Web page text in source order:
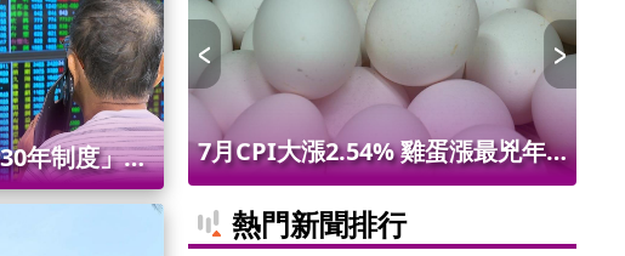
年制度」成
金管會提3
頭獎 限量14
7月CPI大漲2.54% 雞蛋漲最兇年
幅
熱門新聞排行